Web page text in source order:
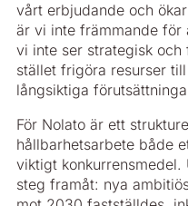
vårt erbjudande och
är vi inte främmande för
vi inte ser strategisk
stället frigöra resurser
långsiktiga
För Nolato är ett
hållbarhetsarbete både
viktigt
steg framåt: nya